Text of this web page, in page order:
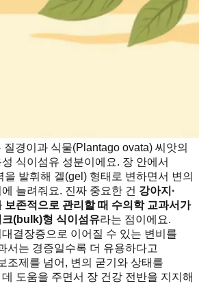
경이과 식물(Plantago ovata) 씨앗의
식이섬유 성분이에요. 장 안에서
발휘해 겔(gel) 형태로 변하면서 변의
늘려줘요. 진짜 중요한 건 강아지·
보존적으로 관리할 때 수의학 교과서가
(bulk)형 식이섬유라는 점이에요.
결장증으로 이어질 수 있는 변비를
서는 경증일수록 더 유용하다고
조제를 넘어, 변의 굳기와 상태를
도움을 주면서 장 건강 전반을 지지해